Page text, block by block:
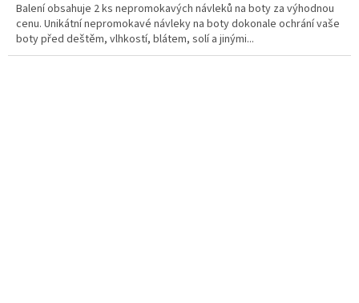
Balení obsahuje 2 ks nepromokavých návleků na boty za výhodnou
cenu. Unikátní nepromokavé návleky na boty dokonale ochrání vaše
boty před deštěm, vlhkostí, blátem, solí a jinými...